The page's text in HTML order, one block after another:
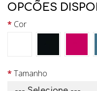
OPCÕES
Cor
Tamanho